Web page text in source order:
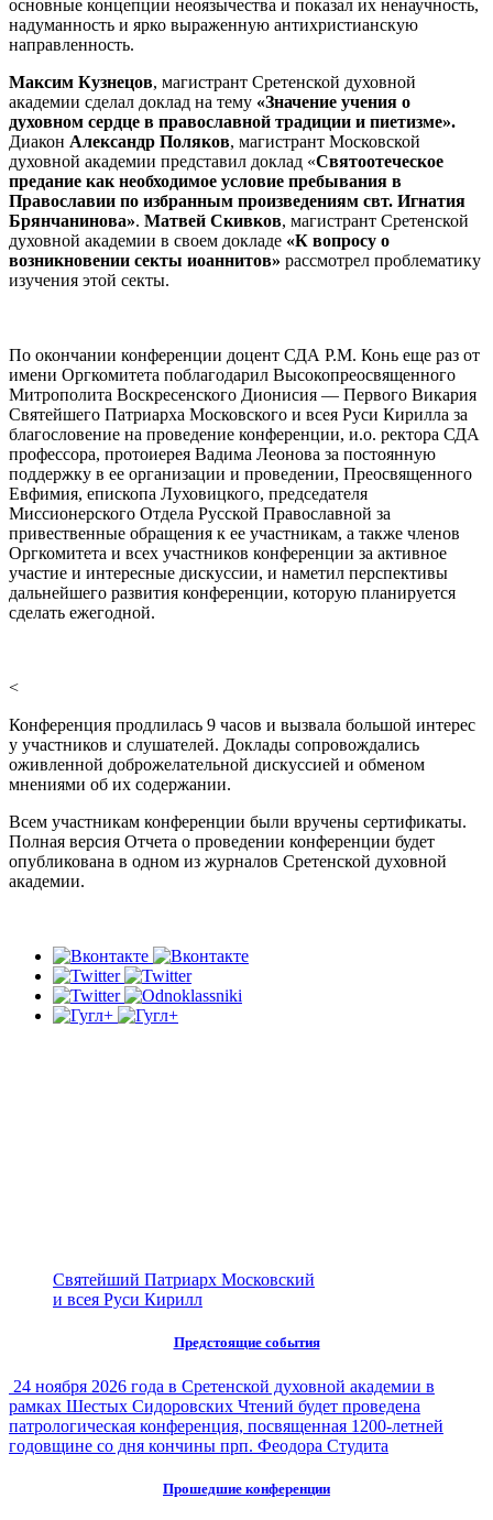
основные концепции неоязычества и показал их ненаучность,
надуманность и ярко выраженную антихристианскую
направленность.
Максим Кузнецов, магистрант Сретенской духовной
академии сделал доклад на тему «Значение учения о
духовном сердце в православной традиции и пиетизме».
Диакон Александр Поляков, магистрант Московской
духовной академии представил доклад «Святоотеческое
предание как необходимое условие пребывания в
Православии по избранным произведениям свт. Игнатия
Брянчанинова». Матвей Скивков, магистрант Сретенской
духовной академии в своем докладе «К вопросу о
возникновении секты иоаннитов» рассмотрел проблематику
изучения этой секты.
По окончании конференции доцент СДА Р.М. Конь еще раз от
имени Оргкомитета поблагодарил Высокопреосвященного
Митрополита Воскресенского Дионисия — Первого Викария
Святейшего Патриарха Московского и всея Руси Кирилла за
благословение на проведение конференции, и.о. ректора СДА
профессора, протоиерея Вадима Леонова за постоянную
поддержку в ее организации и проведении, Преосвященного
Евфимия, епископа Луховицкого, председателя
Миссионерского Отдела Русской Православной за
привественные обращения к ее участникам, а также членов
Оргкомитета и всех участников конференции за активное
участие и интересные дискуссии, и наметил перспективы
дальнейшего развития конференции, которую планируется
сделать ежегодной.
<
Конференция продлилась 9 часов и вызвала большой интерес
у участников и слушателей. Доклады сопровождались
оживленной доброжелательной дискуссией и обменом
мнениями об их содержании.
Всем участникам конференции были вручены сертификаты.
Полная версия Отчета о проведении конференции будет
опубликована в одном из журналов Сретенской духовной
академии.
Святейший Патриарх Московский
и всея Руси Кирилл
Предстоящие события
24 ноября 2026 года в Сретенской духовной академии в
рамках Шестых Сидоровских Чтений будет проведена
патрологическая конференция, посвященная 1200-летней
годовщине со дня кончины прп. Феодора Студита
Прошедшие конференции